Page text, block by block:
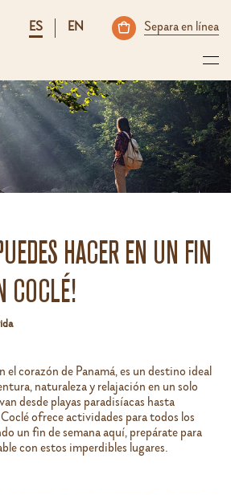
ES EN Separa en línea
HACER EN UN FIN
COCLÉ!
el corazón de Panamá, es un destino ideal
naturaleza y relajación en un solo
desde playas paradisíacas hasta
ofrece actividades para todos los
un fin de semana aquí, prepárate para
con estos imperdibles lugares.